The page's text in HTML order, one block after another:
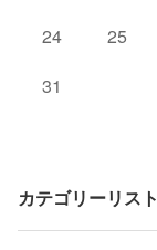
24
25
31
カテゴリーリスト